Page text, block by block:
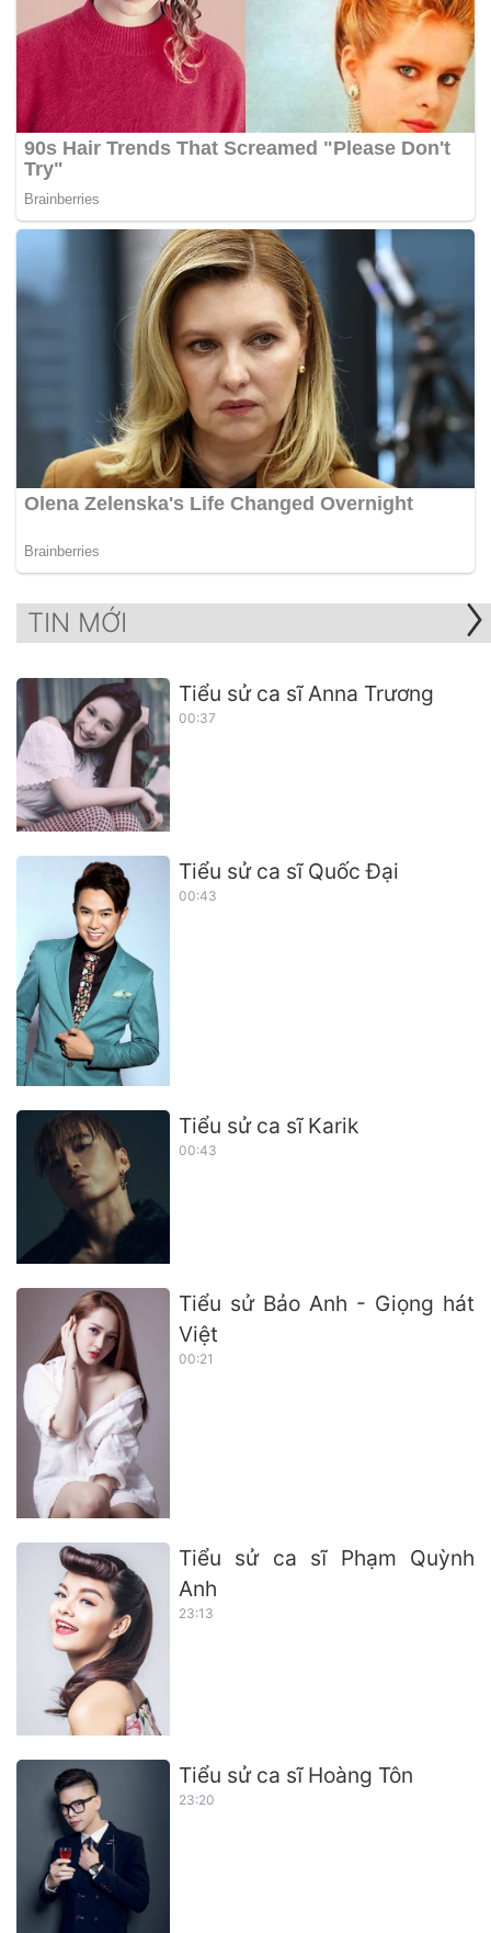
TIN MỚI
Tiểu sử ca sĩ Anna Trương
00:37
Tiểu sử ca sĩ Quốc Đại
00:43
Tiểu sử ca sĩ Karik
00:43
Tiểu sử Bảo Anh - Giọng hát
Việt
00:21
Tiểu sử ca sĩ Phạm Quỳnh
Anh
23:13
Tiểu sử ca sĩ Hoàng Tôn
23:20